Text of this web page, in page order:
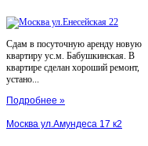
Сдам в посуточную аренду новую
квартиру ус.м. Бабушкинская. В
квартире сделан хороший ремонт,
устано...
Подробнее »
Москва ул.Амундеса 17 к2